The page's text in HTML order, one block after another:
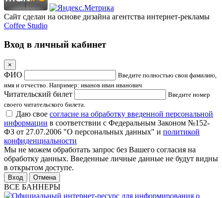
Сайт сделан на основе дизайна агентства интернет-рекламы
Coffee Studio
Вход в личный кабинет
×
ФИО
Введите полностью свои фамилию,
имя и отчество. Например: иванов иван иванович
Читательский билет
Введите номер
своего читательского билета.
Даю свое согласие на обработку введенной персональной
информации в соответствии с Федеральным Законом №152-
ФЗ от 27.07.2006 "О персональных данных" и политикой
конфиденциальности
Мы не можем обработать запрос без Вашего согласия на
обработку данных. Введенные личные данные не будут видны
в открытом доступе.
Отмена
ВСЕ БАННЕРЫ